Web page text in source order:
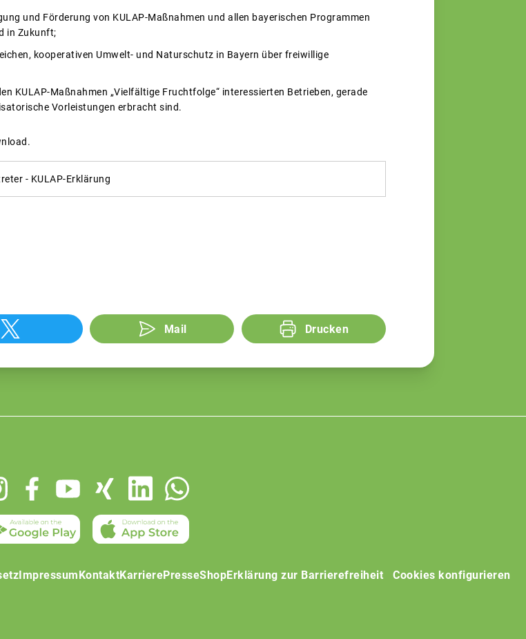
und Förderung von KULAP-Maßnahmen und allen bayerischen Programmen
in Zukunft;
kooperativen Umwelt- und Naturschutz in Bayern über freiwillige
KULAP-Maßnahmen „Vielfältige Fruchtfolge“ interessierten Betrieben, gerade
Vorleistungen erbracht sind.
- KULAP-Erklärung
Mail Drucken
Impressum KontaktKarrierePresseShopErklärung zur Barrierefreiheit Cookies konfigurieren